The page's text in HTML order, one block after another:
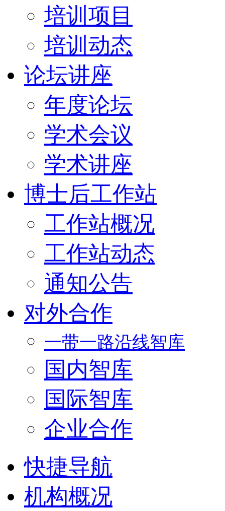
培训项目
培训动态
论坛讲座
年度论坛
学术会议
学术讲座
博士后工作站
工作站概况
工作站动态
通知公告
对外合作
一带一路沿线智库
国内智库
国际智库
企业合作
快捷导航
机构概况